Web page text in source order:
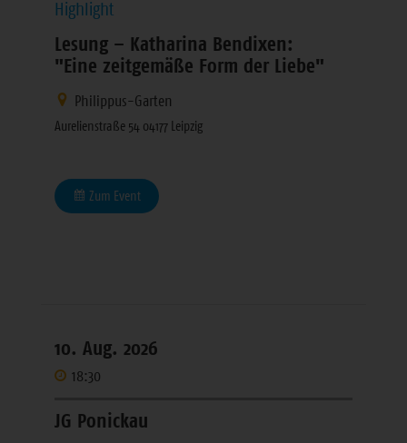
Highlight
Lesung – Katharina Bendixen:
"Eine zeitgemäße Form der Liebe"
Philippus-Garten
Aurelienstraße 54 04177 Leipzig
Zum Event
10. Aug. 2026
18:30
JG Ponickau